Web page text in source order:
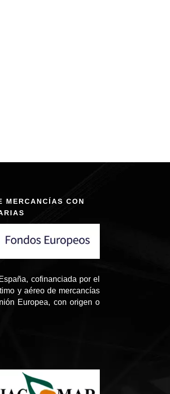
MERCANCÍAS CON
cofinanciada por el
y aéreo de mercancías
Europea, con origen o